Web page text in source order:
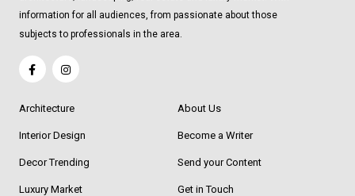
information for all audiences, from passionate about those
subjects to professionals in the area.
Architecture
Interior Design
Decor Trending
Luxury Market
About Us
Become a Writer
Send your Content
Get in Touch